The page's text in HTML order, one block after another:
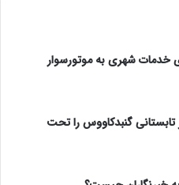
خدمات شهری به موتورسوار
گنبدکاووس را تحت